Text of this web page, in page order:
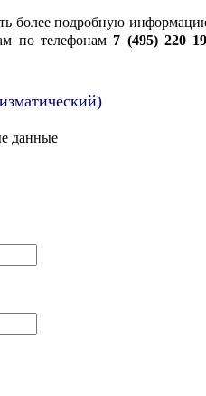
более подробную
по телефонам 7 (495) 220
данные